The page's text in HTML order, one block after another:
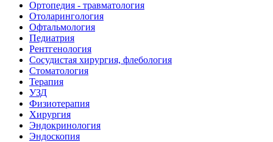
Ортопедия - травматология
Отоларингология
Офтальмология
Педиатрия
Рентгенология
Сосудистая хирургия, флебология
Стоматология
Терапия
УЗД
Физиотерапия
Хирургия
Эндокринология
Эндоскопия